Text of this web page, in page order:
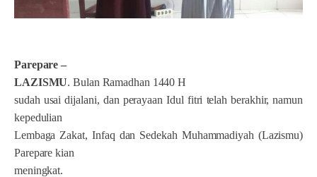
Parepare –
LAZISMU. Bulan Ramadhan 1440 H
sudah usai dijalani, dan perayaan Idul fitri telah berakhir, namun
kepedulian
Lembaga Zakat, Infaq dan Sedekah Muhammadiyah (Lazismu)
Parepare kian
meningkat.